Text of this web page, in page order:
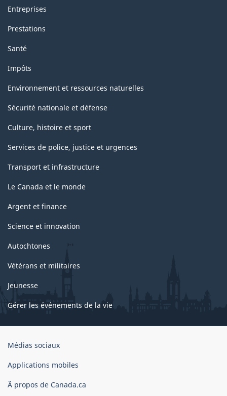
Entreprises
Prestations
Santé
Impôts
Environnement et ressources naturelles
Sécurité nationale et défense
Culture, histoire et sport
Services de police, justice et urgences
Transport et infrastructure
Le Canada et le monde
Argent et finance
Science et innovation
Autochtones
Vétérans et militaires
Jeunesse
Gérer les événements de la vie
Organisation
gouvernement
Canada
Médias sociaux
Applications mobiles
Ã propos de Canada.ca